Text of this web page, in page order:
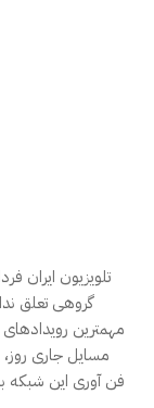
تلویزیون
گروهی تعلق
مسایل جاری
فن آوری این شبکه